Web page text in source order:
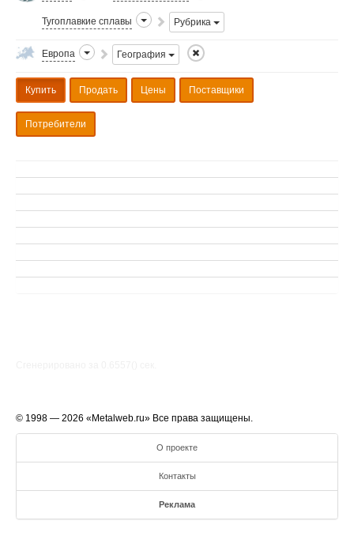
Тугоплавкие сплавы Рубрика
Европа География
Купить Продать Цены Поставщики
Потребители
© 1998 — 2026 «Metalweb.ru» Все права защищены.
О проекте
Контакты
Реклама